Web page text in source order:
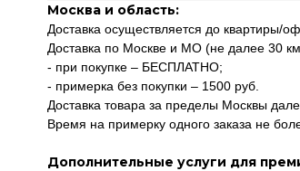
Москва и область:
Доставка осуществляется до квартиры/
Доставка по Москве и МО (не далее 30
- при покупке – БЕСПЛАТНО;
- примерка без покупки – 1500 руб.
Доставка товара за пределы Москвы
Время на примерку одного заказа не
Дополнительные услуги для